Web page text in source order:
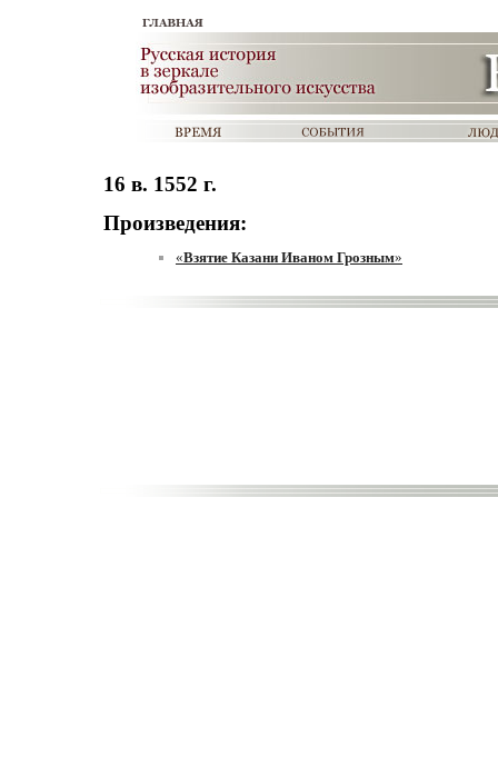
16 в. 1552 г.
Произведения:
«Взятие Казани Иваном Грозным»